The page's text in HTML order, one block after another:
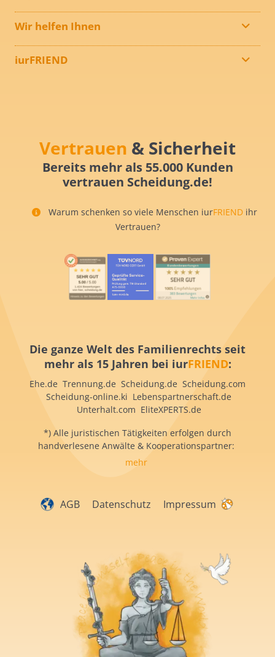
Wir helfen Ihnen
iurFRIEND
Vertrauen & Sicherheit
Bereits mehr als 55.000 Kunden
vertrauen Scheidung.de!
Warum schenken so viele Menschen iurFRIEND ihr
Vertrauen?
Die ganze Welt des Familienrechts seit
mehr als 15 Jahren bei iurFRIEND:
Ehe.de Trennung.de Scheidung.de Scheidung.com
Scheidung-online.ki Lebenspartnerschaft.de
Unterhalt.com EliteXPERTS.de
*) Alle juristischen Tätigkeiten erfolgen durch
handverlesene Anwälte & Kooperationspartner:
mehr
AGB Datenschutz Impressum